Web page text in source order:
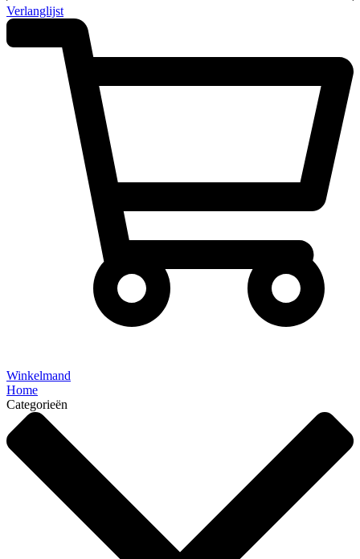
Verlanglijst
Winkelmand
Home
Categorieën